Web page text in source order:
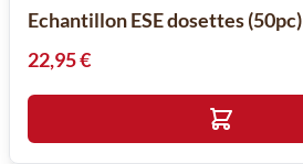
Echantillon ESE dosettes (50pc)
22,95 €